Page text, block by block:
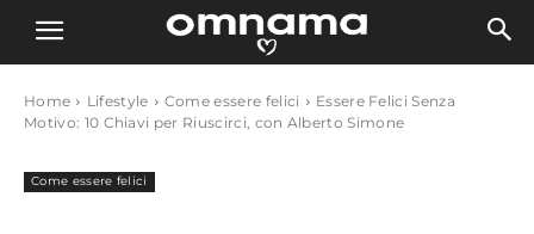
Home Lifestyle Come essere felici
Essere Felici Senza
Motivo: 10 Chiavi per Riuscirci, con Alberto Simone
Come essere felici